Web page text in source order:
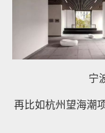
宁
再比如杭州望海潮